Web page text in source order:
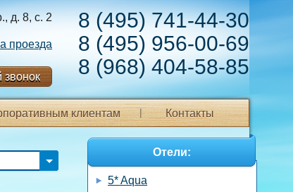
8 (495) 741-44-30
8 (495) 956-00-69
8 (968) 404-58-85
д. 8, с. 2
проезда
звонок
клиентам Контакты
Отели:
5* Aqua